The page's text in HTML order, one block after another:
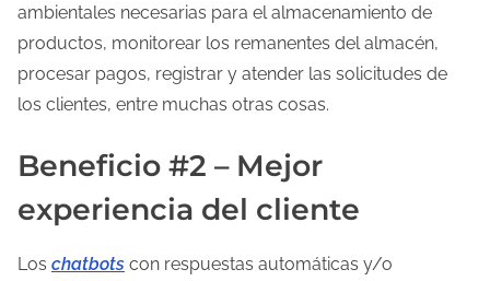
ambientales necesarias para el almacenamiento de
productos, monitorear los remanentes del almacén,
procesar pagos, registrar y atender las solicitudes de
los clientes, entre muchas otras cosas.
Beneficio #2 – Mejor
experiencia del cliente
Los chatbots con respuestas automáticas y/o